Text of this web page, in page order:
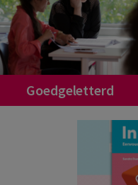
Goedgeletterd